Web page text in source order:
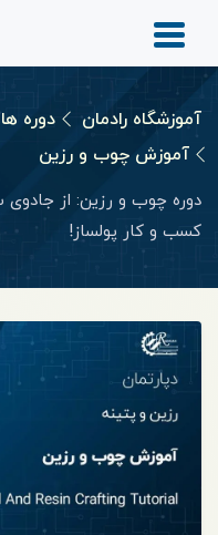
آموزشگاه رادمان دوره ها
آموزش چوب و رزین
دوره چوب و رزین: از جادوی
کسب و کار پولساز!